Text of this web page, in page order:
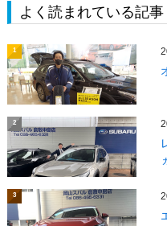
よく読まれている記事
1
2
3